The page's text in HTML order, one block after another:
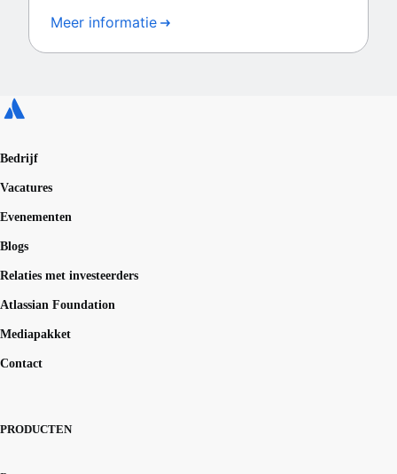
Meer informatie
Bedrijf
Vacatures
Evenementen
Blogs
Relaties met investeerders
Atlassian Foundation
Mediapakket
Contact
PRODUCTEN